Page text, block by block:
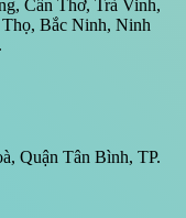
Cần Thơ, Trà Vinh,
Bắc Ninh, Ninh
Quận Tân Bình, TP.